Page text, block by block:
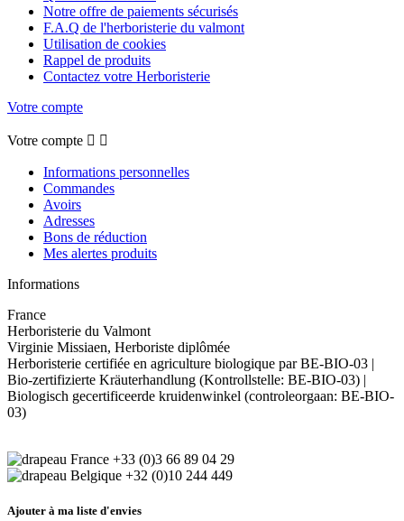
Notre offre de paiements sécurisés
F.A.Q de l'herboristerie du valmont
Utilisation de cookies
Rappel de produits
Contactez votre Herboristerie
Votre compte
Votre compte  
Informations personnelles
Commandes
Avoirs
Adresses
Bons de réduction
Mes alertes produits
Informations
France
Herboristerie du Valmont
Virginie Missiaen, Herboriste diplômée
Herboristerie certifiée en agriculture biologique par BE-BIO-03 |
Bio-zertifizierte Kräuterhandlung (Kontrollstelle: BE-BIO-03) |
Biologisch gecertificeerde kruidenwinkel (controleorgaan: BE-BIO-
03)
+33 (0)3 66 89 04 29
+32 (0)10 244 449
Ajouter à ma liste d'envies